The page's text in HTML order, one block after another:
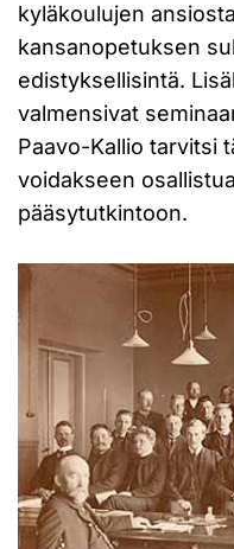
kyläkoulujen
kansanopetuksen
edistyksellisintä.
valmensivat
Paavo-Kallio tarvitsi
voidakseen
pääsytutkintoon.